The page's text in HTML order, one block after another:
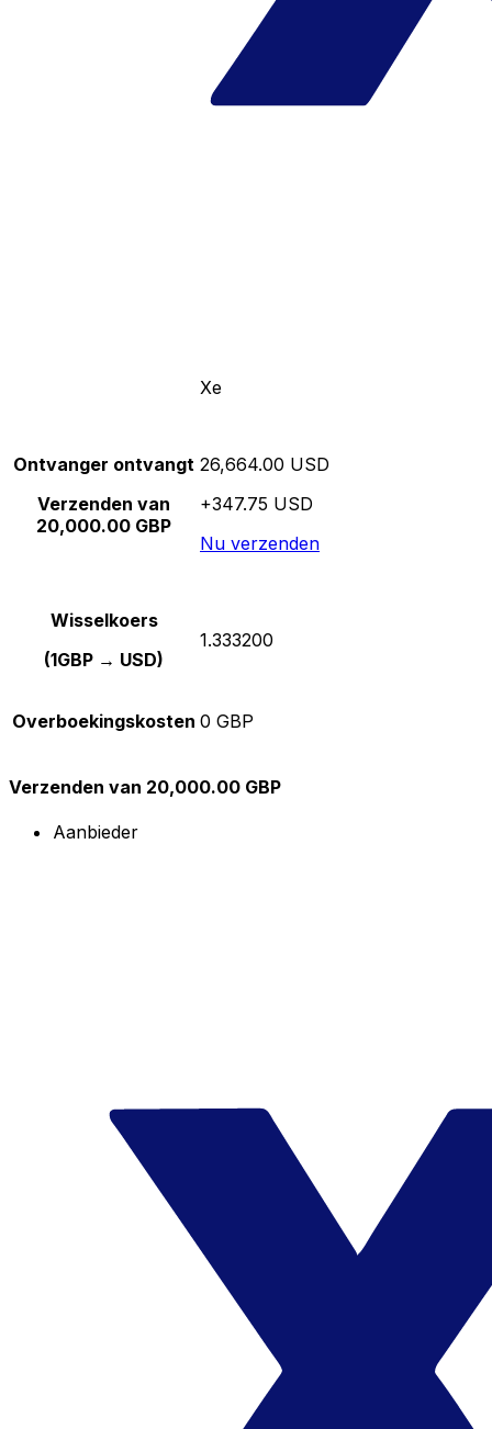
Xe
Ontvanger ontvangt
Verzenden van
20,000.00 GBP
26,664.00 USD
+347.75 USD
Nu verzenden
Wisselkoers
(1GBP → USD)
1.333200
Overboekingskosten 0 GBP
Verzenden van 20,000.00 GBP
Aanbieder